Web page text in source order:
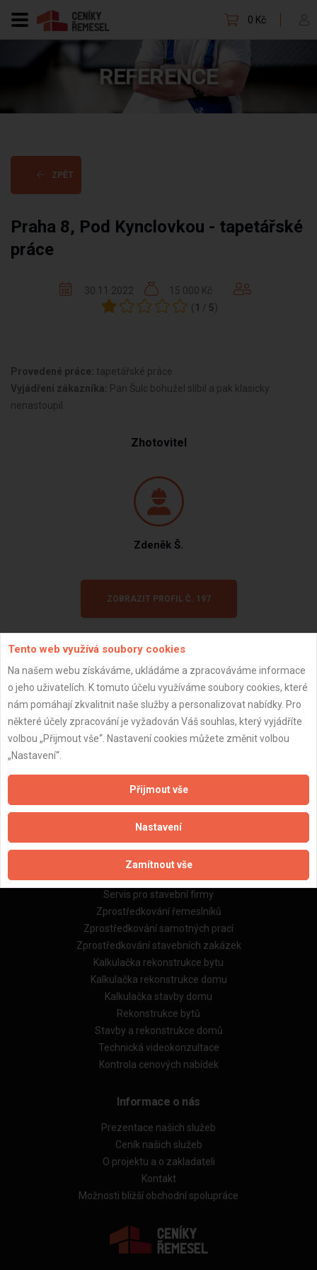
0 Kč
REFERENCE
ZPĚT
Praha 8, Pod Kynclovkou - tapetářské
práce
30.11.2022
15 000 Kč
( 1 / 5)
Provedené práce: tapetářské práce
Vyjádření zákazníka:
Pan Šulc bohužel slíbil a pak klasicky
nenastoupil.
Zhotovitel
Zdeněk Š.
ZOBRAZIT PROFIL Č. 197
Důležité informace
Naše firmy a řemeslníci
Obchodní podmínky (rozpočtování)
Reference
Naše excelové tabulky online
Naše služby
Servis pro stavební firmy
Zprostředkování řemeslníků
Zprostředkování samotných prací
Zprostředkování stavebních zakázek
Kalkulačka rekonstrukce bytu
Kalkulačka rekonstrukce domu
Kalkulačka stavby domu
Rekonstrukce bytů
Stavby a rekonstrukce domů
Technická videokonzultace
Kontrola cenových nabídek
Informace o nás
Prezentace našich služeb
Ceník našich služeb
O projektu a o zakladateli
Kontakt
Možnosti bližší obchodní spolupráce
Tento web využívá soubory cookies
Na našem webu získáváme, ukládáme a zpracováváme informace
o jeho uživatelích. K tomuto účelu využíváme soubory cookies, které
nám pomáhají zkvalitnit naše služby a personalizovat nabídky. Pro
některé účely zpracování je vyžadován Váš souhlas, který vyjádříte
volbou „Přijmout vše“. Nastavení cookies můžete změnit volbou
„Nastavení“.
Přijmout vše
Nastavení
Zamítnout vše